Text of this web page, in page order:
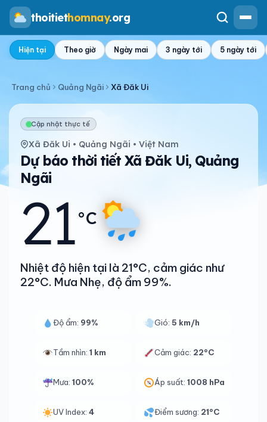
thoitiethomnay.org
Hiện tại Theo giờ Ngày mai 3 ngày tới 5 ngày tới
Trang chủ Quảng Ngãi Xã Đăk Ui
Cập nhật thực tế
Xã Đăk Ui • Quảng Ngãi • Việt Nam
Dự báo thời tiết Xã Đăk Ui, Quảng
Ngãi
21°C
Nhiệt độ hiện tại là 21°C, cảm giác như
22°C. Mưa Nhẹ, độ ẩm 99%.
Độ ẩm: 99% Gió:5 km/h
Tầm nhìn: 1 km Cảm giác: 22°C
Mưa: 100% Áp suất:1008 hPa
UV Index: 4 Điểm sương: 21°C